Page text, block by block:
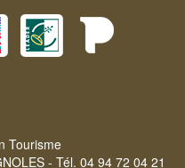
Tourisme
- Tél. 04 94 72 04 21